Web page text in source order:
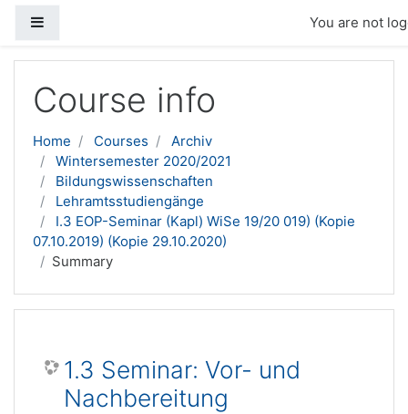
You are not
Course info
Home Courses
Archiv
Wintersemester 2020/2021
Bildungswissenschaften
Lehramtsstudiengänge
I.3 EOP-Seminar (Kapl) WiSe 19/20 019) (Kopie
07.10.2019) (Kopie 29.10.2020)
Summary
1.3 Seminar: Vor- und
Nachbereitung